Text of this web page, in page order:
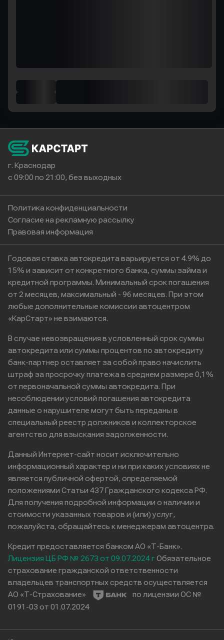
г. Краснодар
с 09:00 по 21:00, без выходных
Политика конфиденциальности
Согласие на рекламную рассылку
Правовая информация
Годовая ставка автокредита варьируется от 4.9% до
15% и зависит от конкретного банка, суммы займа и
кредитной программы. Минимальный срок погашения
от 2 месяцев, максимальный - 96 месяцев. При этом
любые дополнительные комиссии автоцентром
«КарСтарт» не взимаются.
В случае невозвращения в условленный срок суммы
автокредита или суммы процентов по автокредиту
банк-партнер оставляет за собой право начислить
штраф за просрочку платежа в среднем размере 0,1%
от первоначальной суммы автокредита. При
несоблюдении условий погашения автокредита
данные о нарушителе могут быть переданы в
специальный реестр должников и коллекторское
агентство для взыскания задолженности.
Данный Интернет-сайт носит исключительно
информационный характер и ни при каких условиях не
является публичной офертой, определяемой
положениями Статьи 437 Гражданского кодекса РФ.
Для получения подробной информации о наличии и
стоимости указанных товаров и (или) услуг,
пожалуйста, обращайтесь к менеджерам автоцентра.
Кредит предоставляется банком АО «Т-Банк».
Лицензия ЦБ РФ № 2673 от 09.07.2024 гОбязательное
страхование гражданской ответственности
владельцев транспортных средств осуществляется
АО «Т-Страхование»
по лицензии ОС №
0191-03 от 01.07.2024